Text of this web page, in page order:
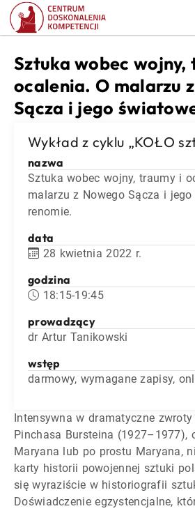
Sztuka wobec wojny,
ocalenia. O malarzu
Sącza i jego
Wykład z cyklu „KOŁO
nazwa
Sztuka wobec wojny, traumy i
malarzu z Nowego Sącza i
renomie.
data
28 kwietnia 2022 r.
godzina
18:15-19:45
prowadzący
dr Artur Tanikowski
wstęp
darmowy, wymagane zapisy,
Intensywna w dramatyczne
Pinchasa Bursteina (1927–1977),
Maryana lub po prostu Maryana,
karty historii powojennej sztuki
się wyraziście w historiografii
Doświadczenie egzystencjalne,